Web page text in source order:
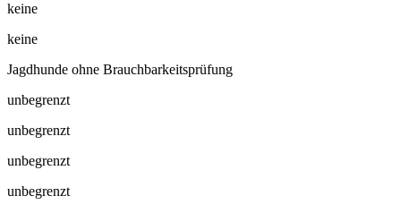
keine
keine
Jagdhunde ohne Brauchbarkeitsprüfung
unbegrenzt
unbegrenzt
unbegrenzt
unbegrenzt